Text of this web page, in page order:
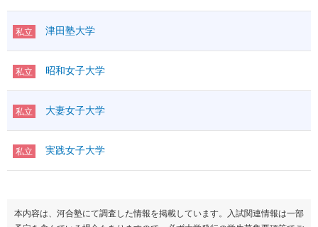
私立 津田塾大学
私立 昭和女子大学
私立 大妻女子大学
私立 実践女子大学
本内容は、河合塾にて調査した情報を掲載しています。入試関連情報は一部